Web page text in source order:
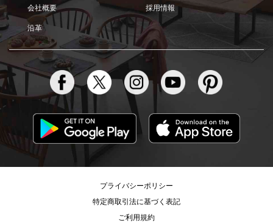
会社概要 採用情報
沿革
プライバシーポリシー
特定商取引法に基づく表記
ご利用規約